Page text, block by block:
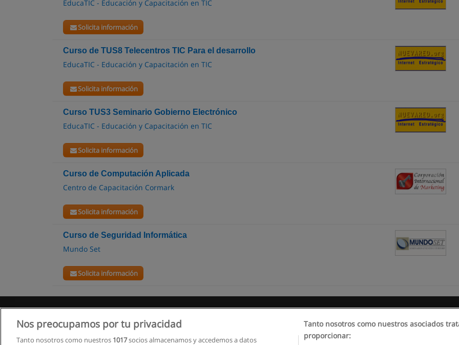
EducaTIC - Educación y Capacitación en TIC
Solicita información
Curso de TUS8 Telecentros TIC Para el desarrollo
EducaTIC - Educación y Capacitación en TIC
Solicita información
Curso TUS3 Seminario Gobierno Electrónico
EducaTIC - Educación y Capacitación en TIC
Solicita información
Curso de Computación Aplicada
Centro de Capacitación Cormark
Solicita información
Curso de Seguridad Informática
Mundo Set
Solicita información
Privacidad de datos Contactar con Educaedu
Nos preocupamos por tu privacidad
Tanto nosotros como nuestros 1017socios almacenamos y accedemos a datos
Tanto nosotros como nuestros asociados
proporcionar: